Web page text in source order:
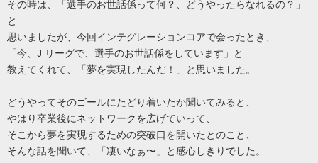
その時は、「選手のお世話係って何？、どうやったらなれるの？」
と
思いましたが、今回インテグレーションコアで会ったとき、
「今、J リーグで、選手のお世話係をしています」と
教えてくれて、「夢を実現したんだ！」と思いました。
どうやってそのゴールにたどり着いたか聞いてみると、
やはり卒業後にネットワークを広げていって、
そこから夢を実現するための突破口を開いたとのこと、
そんな話を聞いて、「凄いなぁ〜」と感心しきりでした。